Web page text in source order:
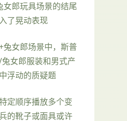
女郎玩具场景的结尾
了晃动表现
兔女郎场景中，斯普
女郎服装和男式产
浮动的质疑题
定顺序播放多个变
的靴子或面具或许